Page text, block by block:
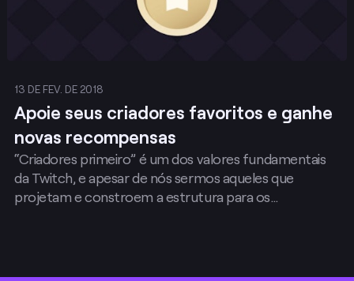
13 DE FEV. DE 2018
Apoie seus criadores favoritos e ganhe
novas recompensas
“Criadores primeiro” é um dos valores fundamentais
da Twitch, e apesar de nós sermos aqueles que
projetam e constroem a estrutura para os…